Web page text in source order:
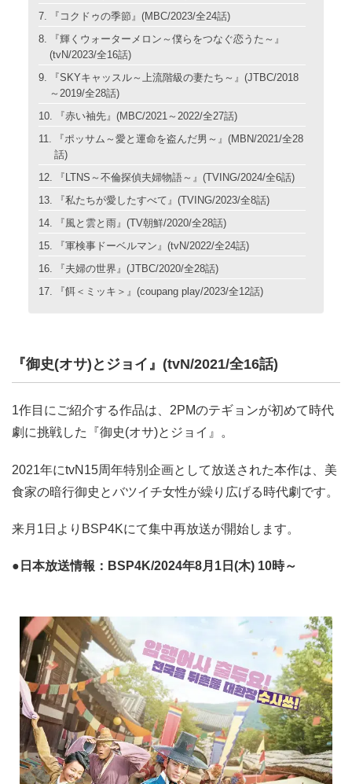
『コクドゥの季節』(MBC/2023/全24話)
『輝くウォーターメロン～僕らをつなぐ恋うた～』
(tvN/2023/全16話)
『SKYキャッスル～上流階級の妻たち～』(JTBC/2018
～2019/全28話)
『赤い袖先』(MBC/2021～2022/全27話)
『ポッサム～愛と運命を盗んだ男～』(MBN/2021/全28
話)
『LTNS～不倫探偵夫婦物語～』(TVING/2024/全6話)
『私たちが愛したすべて』(TVING/2023/全8話)
『風と雲と雨』(TV朝鮮/2020/全28話)
『軍検事ドーベルマン』(tvN/2022/全24話)
『夫婦の世界』(JTBC/2020/全28話)
『餌＜ミッキ＞』(coupang play/2023/全12話)
『御史(オサ)とジョイ』(tvN/2021/全16話)
1作目にご紹介する作品は、2PMのテギョンが初めて時代
劇に挑戦した『御史(オサ)とジョイ』。
2021年にtvN15周年特別企画として放送された本作は、美
食家の暗行御史とバツイチ女性が繰り広げる時代劇です。
来月1日よりBSP4Kにて集中再放送が開始します。
●日本放送情報：BSP4K/2024年8月1日(木) 10時～